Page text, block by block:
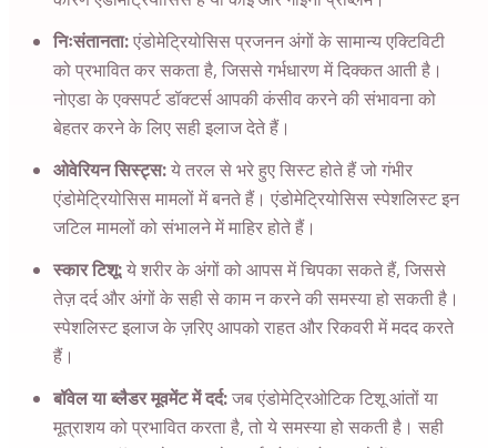
निःसंतानता:एंडोमेट्रियोसिस प्रजनन अंगों के सामान्य एक्टिविटी
को प्रभावित कर सकता है, जिससे गर्भधारण में दिक्कत आती है।
नोएडा के एक्सपर्ट डॉक्टर्स आपकी कंसीव करने की संभावना को
बेहतर करने के लिए सही इलाज देते हैं।
ओवेरियन सिस्ट्स:ये तरल से भरे हुए सिस्ट होते हैं जो गंभीर
एंडोमेट्रियोसिस मामलों में बनते हैं। एंडोमेट्रियोसिस स्पेशलिस्ट इन
जटिल मामलों को संभालने में माहिर होते हैं।
स्कार टिशू:ये शरीर के अंगों को आपस में चिपका सकते हैं, जिससे
तेज़ दर्द और अंगों के सही से काम न करने की समस्या हो सकती है।
स्पेशलिस्ट इलाज के ज़रिए आपको राहत और रिकवरी में मदद करते
हैं।
बॉवेल या ब्लैडर मूवमेंट में दर्द:जब एंडोमेट्रिओटिक टिशू आंतों या
मूत्राशय को प्रभावित करता है, तो ये समस्या हो सकती है। सही